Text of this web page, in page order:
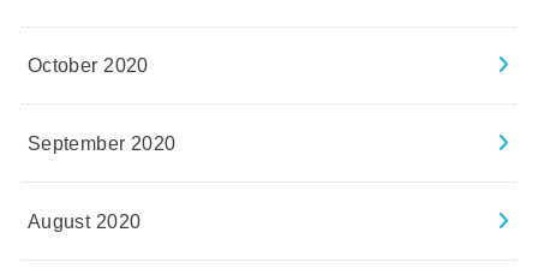
October 2020
September 2020
August 2020